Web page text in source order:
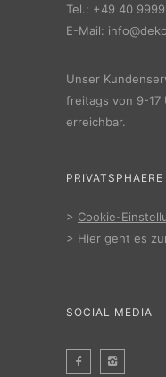
Tel.: +49 40
E-Mail:
Unser
freitags von 9-17
erreichbar.
> Cookie-
> Hier geht es
SOCIAL MEDIA